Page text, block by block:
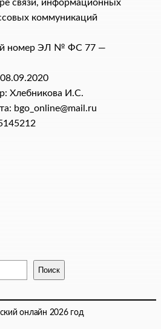
связи, информационных
коммуникаций
номер ЭЛ № ФС 77 —
Хлебникова И.C.
bgo_online@mail.ru
Поиск
онлайн 2026 год